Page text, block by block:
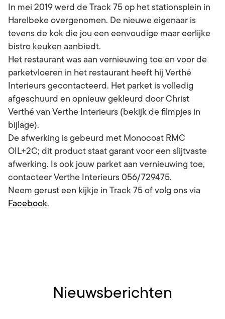
In mei 2019 werd de Track 75 op het stationsplein in
Harelbeke overgenomen. De nieuwe eigenaar is
tevens de kok die jou een eenvoudige maar eerlijke
bistro keuken aanbiedt.
Het restaurant was aan vernieuwing toe en voor de
parketvloeren in het restaurant heeft hij Verthé
Interieurs gecontacteerd. Het parket is volledig
afgeschuurd en opnieuw gekleurd door Christ
Verthé van Verthe Interieurs (bekijk de filmpjes in
bijlage).
De afwerking is gebeurd met Monocoat RMC
OIL+2C; dit product staat garant voor een slijtvaste
afwerking. Is ook jouw parket aan vernieuwing toe,
contacteer Verthe Interieurs 056/729475.
Neem gerust een kijkje in Track 75 of volg ons via
Facebook.
Nieuwsberichten